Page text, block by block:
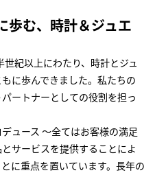
歩む、時計＆ジュエ
紀以上にわたり、時計とジュ
に歩んできました。私たちの
ートナーとしての役割を担っ
ュース ～全てはお客様の満足
サービスを提供することによ
に重点を置いています。長年の